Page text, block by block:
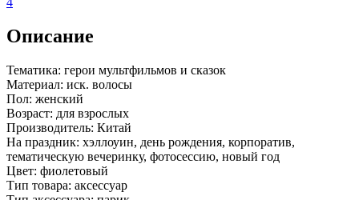
Описание
Тематика: герои мультфильмов и сказок
Материал: иск. волосы
Пол: женский
Возраст: для взрослых
Производитель: Китай
На праздник: хэллоуин, день рождения, корпоратив,
тематическую вечеринку, фотосессию, новый год
Цвет: фиолетовый
Тип товара: аксессуар